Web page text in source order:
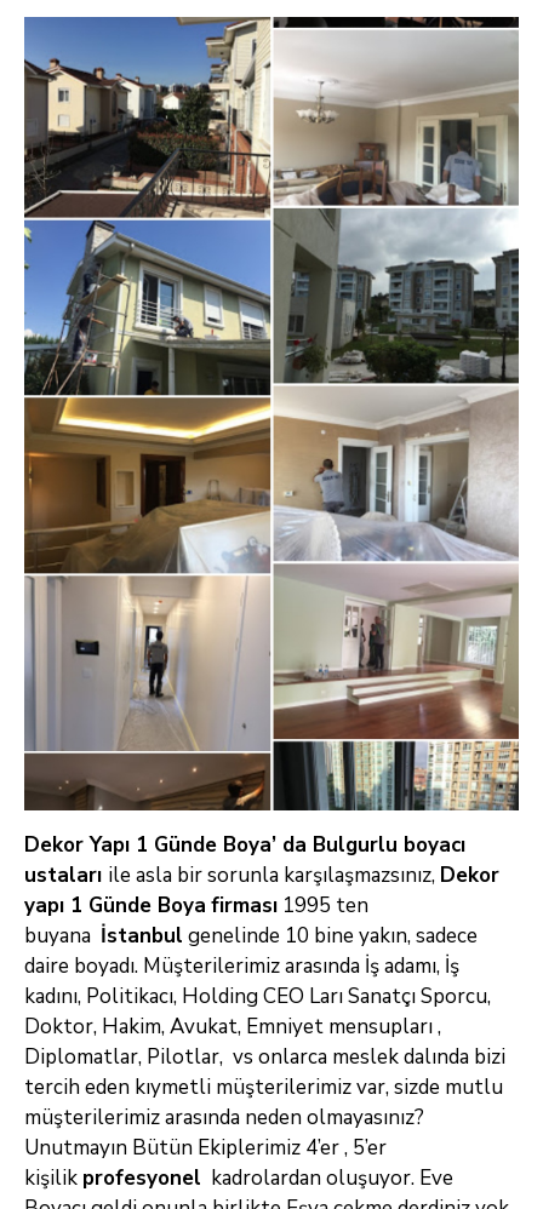
Dekor Yapı 1 Günde Boya’ da Bulgurlu boyacı
ustaları ile asla bir sorunla karşılaşmazsınız, Dekor
yapı 1 Günde Boya firması 1995 ten
buyana İstanbul genelinde 10 bine yakın, sadece
daire boyadı. Müşterilerimiz arasında İş adamı, İş
kadını, Politikacı, Holding CEO Ları Sanatçı Sporcu,
Doktor, Hakim, Avukat, Emniyet mensupları ,
Diplomatlar, Pilotlar, vs onlarca meslek dalında bizi
tercih eden kıymetli müşterilerimiz var, sizde mutlu
müşterilerimizarasında neden olmayasınız?
Unutmayın Bütün Ekiplerimiz 4’er , 5’er
kişilik profesyonel kadrolardan oluşuyor. Eve